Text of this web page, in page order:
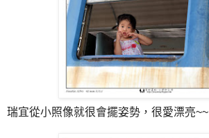
瑞宜從小照像就很會擺姿勢，很愛漂亮~~